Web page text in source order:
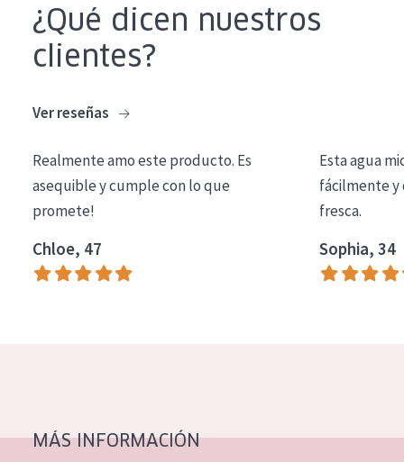
COLECCIÓN
Essentials
Expert
TIPO DE PIEL
Piel sensible
Piel mixata o grasa
Todas las edades
¿Qué dicen nuestros
clientes?
Ver reseñas
Realmente amo este producto. Es
asequible y cumple con lo que
promete!
Chloe, 47
Esta agua
fácilmente y
fresca.
Sophia, 34
MÁS INFORMACIÓN